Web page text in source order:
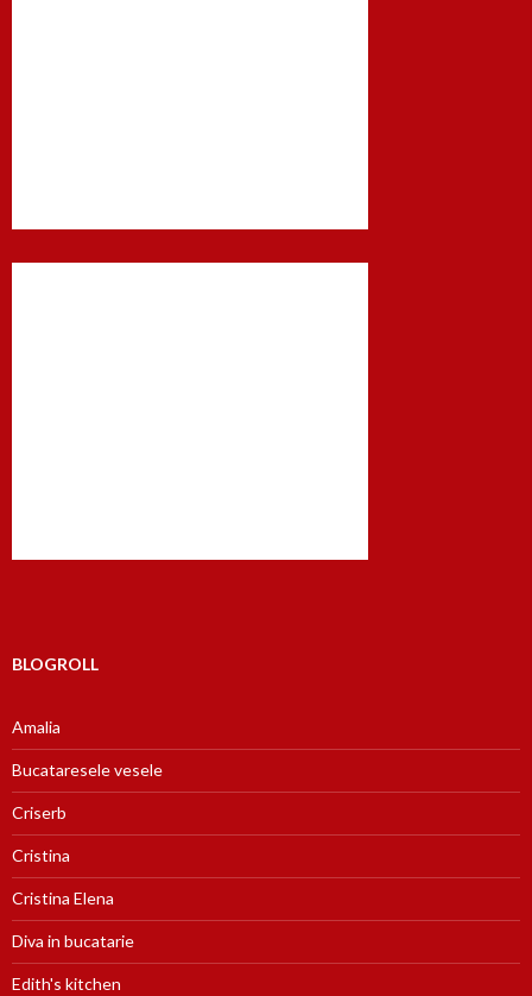
BLOGROLL
Amalia
Bucataresele vesele
Criserb
Cristina
Cristina Elena
Diva in bucatarie
Edith's kitchen